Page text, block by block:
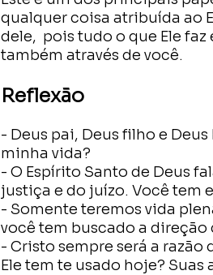
qualquer coisa atribuída ao
dele,  pois tudo o que Ele
também através de você.
Reflexão
- Deus pai, Deus filho e
minha vida?
- O Espírito Santo de Deus
justiça e do juízo. Você tem
- Somente teremos vida
você tem buscado a
- Cristo sempre será a razão
Ele tem te usado hoje?